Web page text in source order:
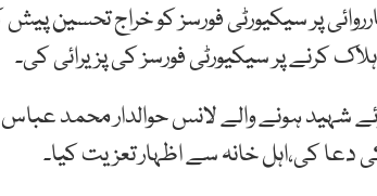
پر سیکیورٹی فورسز کو خراج تحسین پیش
شہید ہونے والے لانس حوالدار محمد
کی،اہل خانہ سے اظہار تعزیت کیا۔